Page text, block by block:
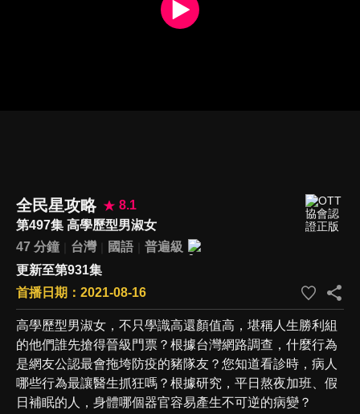
全民星攻略
8.1
第497集 高學歷型男淑女
47 分鐘
台灣 國語
普遍級
更新至第931集
首播日期：2021-08-16
高學歷型男淑女，不只學識高還顏值高，堪稱人生勝利組
的他們誰先搶得晉級門票？根據台灣網路調查，什麼行為
是網友公認最會拖垮防疫的豬隊友？您知道看診時，病人
哪些行為最讓醫生抓狂嗎？根據研究，平日熬夜加班、假
日補眠的人，身體哪個器官容易產生不可逆的病變？